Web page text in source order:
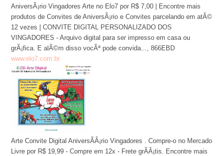
AniversÃ¡rio Vingadores Arte no Elo7 por R$ 7,00 | Encontre mais
produtos de Convites de AniversÃ¡rio e Convites parcelando em atÃ©
12 vezes | CONVITE DIGITAL PERSONALIZADO DOS
VINGADORES - Arquivo digital para ser impresso em casa ou
grÃ¡fica. E alÃ©m disso vocÃª pode convida..., 866EBD
www.elo7.com.br
Arte Convite Digital AniversÃÂ¡rio Vingadores . Compre-o no Mercado
Livre por R$ 19,99 - Compre em 12x - Frete grÃÂ¡tis. Encontre mais